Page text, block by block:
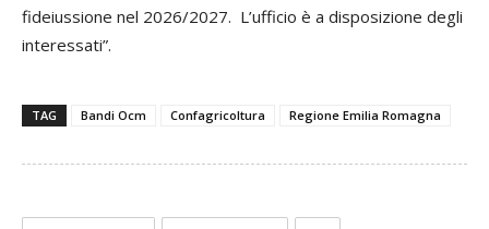
fideiussione nel 2026/2027. L’ufficio è a disposizione degli
interessati”.
TAG Bandi Ocm Confagricoltura Regione Emilia Romagna